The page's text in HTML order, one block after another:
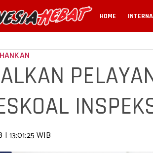
HOME
SATKES
13:01:25 WIB